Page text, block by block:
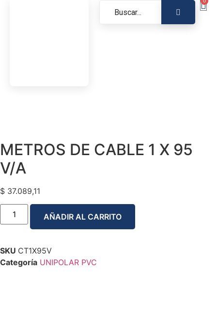
METROS DE CABLE 1 X 95
V/A
$ 37.089,11
AÑADIR AL CARRITO
SKU CT1X95V
Categoría UNIPOLAR PVC